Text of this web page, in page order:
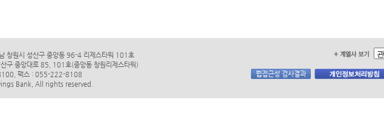
창원시 성산구 중앙동 96-4 리제스타워 101호
구 중앙대로 85, 101호(중앙동 창원리제스타워)
팩스 : 055-222-8108
Bank, All rights reserved.
웹접근성 검사결과